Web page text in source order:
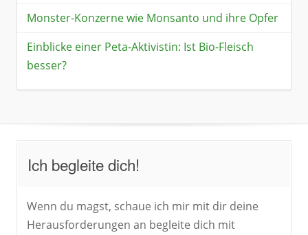
Monster-Konzerne wie Monsanto und ihre Opfer
Einblicke einer Peta-Aktivistin: Ist Bio-Fleisch
besser?
Ich begleite dich!
Wenn du magst, schaue ich mir mit dir deine
Herausforderungen an begleite dich mit